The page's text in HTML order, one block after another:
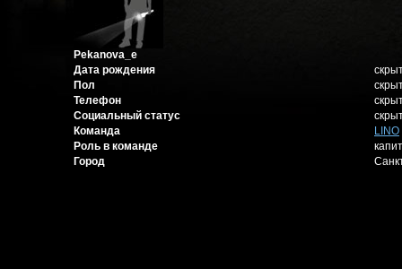
Pekanova_e
Дата рождения
Пол
Телефон
Социальный статус
Команда
LINO
Роль в команде
Город